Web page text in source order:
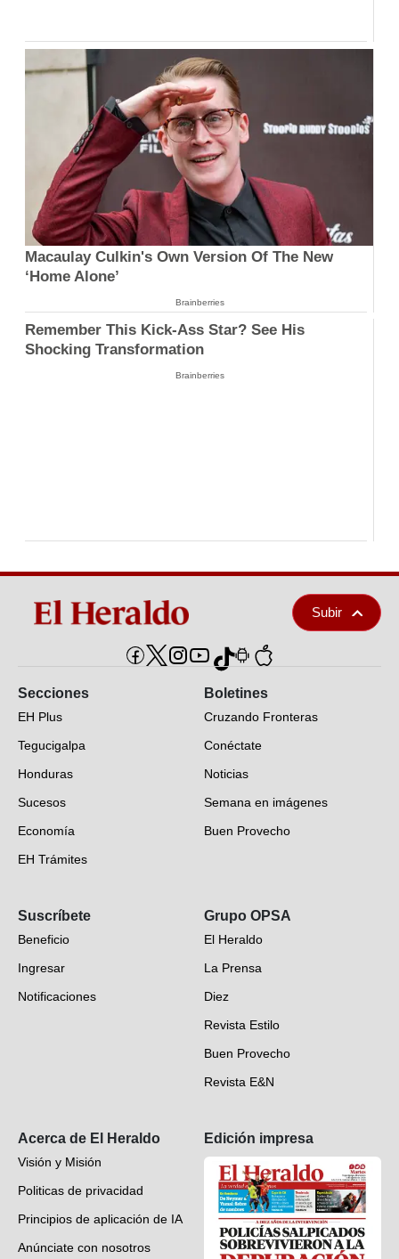
Macaulay Culkin's Own Version Of The New
‘Home Alone’
Brainberries
Remember This Kick-Ass Star? See His
Shocking Transformation
Brainberries
Subir
Secciones
EH Plus
Tegucigalpa
Honduras
Sucesos
Economía
EH Trámites
EH Verifica
Fotogalerías
Deportes
Videos
Boletines
Cruzando Fronteras
Conéctate
Noticias
Semana en imágenes
Buen Provecho
Suscríbete
Beneficio
Ingresar
Notificaciones
Grupo OPSA
El Heraldo
La Prensa
Diez
Revista Estilo
Buen Provecho
Revista E&N
Acerca de El Heraldo
Visión y Misión
Politicas de privacidad
Principios de aplicación de IA
Anúnciate con nosotros
Edición impresa